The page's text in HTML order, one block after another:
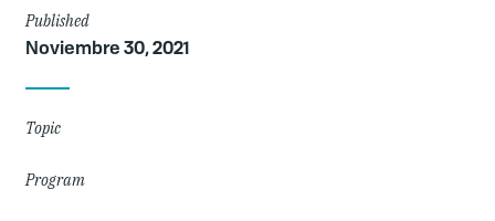
Article
Details
Published
Noviembre 30, 2021
Topic
Program